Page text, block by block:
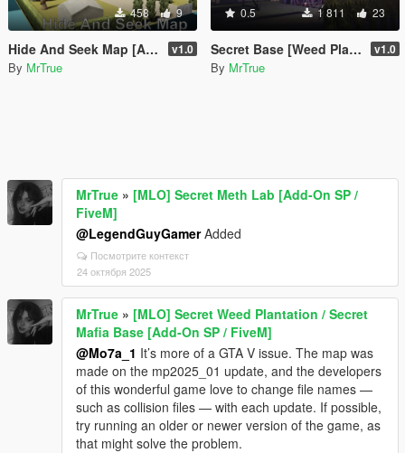
458 9
Hide And Seek Map [Add-On SP / FiveM] v1.0
By MrTrue
0.5 1 811 23
Secret Base [Weed Plantation/Mafia Base][MLO] [Gta 5/Fivem] v1.0
By MrTrue
MrTrue » [MLO] Secret Meth Lab [Add-On SP /
FiveM]
@LegendGuyGamerAdded
Посмотрите контекст
24 октября 2025
MrTrue » [MLO] Secret Weed Plantation / Secret
Mafia Base [Add-On SP / FiveM]
@Mo7a_1 It’s more of a GTA V issue. The map was
made on the mp2025_01 update, and the developers
of this wonderful game love to change file names —
such as collision files — with each update. If possible,
try running an older or newer version of the game, as
that might solve the problem.